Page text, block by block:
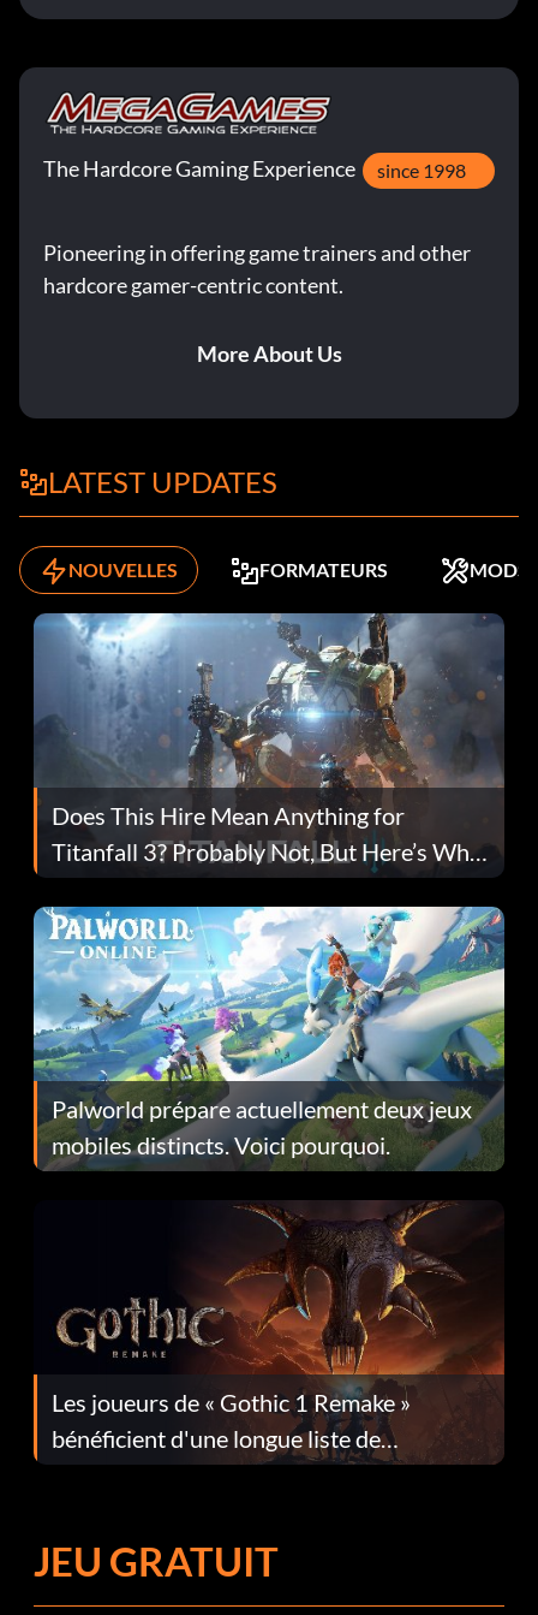
The Hardcore Gaming Experience since 1998
Pioneering in offering game trainers and other
hardcore gamer-centric content.
More About Us
LATEST UPDATES
NOUVELLES FORMATEURS MODS
Does This Hire Mean Anything for
Titanfall 3? Probably Not, But Here’s Why
Fans Are Hopeful
Palworld prépare actuellement deux jeux
mobiles distincts. Voici pourquoi.
Les joueurs de « Gothic 1 Remake »
bénéficient d'une longue liste de
corrections dans la mise à jour 1.0.4
JEU GRATUIT